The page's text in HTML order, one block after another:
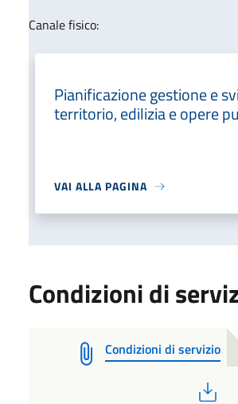
Canale fisico:
Pianificazione gestione e
territorio, edilizia e opere
VAI ALLA PAGINA
Condizioni di
Condizioni di servizio